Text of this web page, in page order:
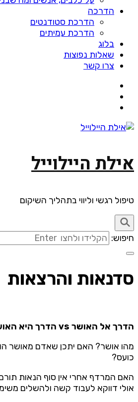
הדרכה
הדרכת סטודנטים
הדרכת עמיתים
בלוג
שאלות נפוצות
צרו קשר
אילת היילוייל
טיפול רגשי וליווי בתהליך השיקום
חיפוש:
סדנאות והרצאות
הדרך אל האושר vs הדרך היא האושר?
מהו אושר? האם יתכן שאדם מאושר
כועס?
האם המרדף אחרי אין סוף הנאות
אולי דווקא לעבוד קשה ולהשלים